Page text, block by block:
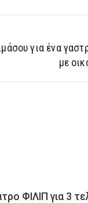
για ένα
με
ΦΙΛΙΠ για 3